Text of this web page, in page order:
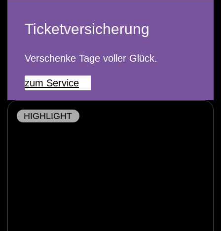
Ticketversicherung
Verschenke Tage voller Glück.
zum Service
HIGHLIGHT